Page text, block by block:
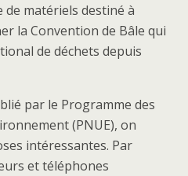
matériels destiné à
la Convention de Bâle qui
de déchets depuis
par le Programme des
(PNUE), on
intéressantes. Par
et téléphones